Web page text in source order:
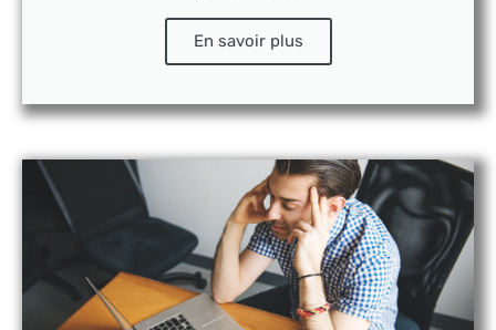
En savoir plus